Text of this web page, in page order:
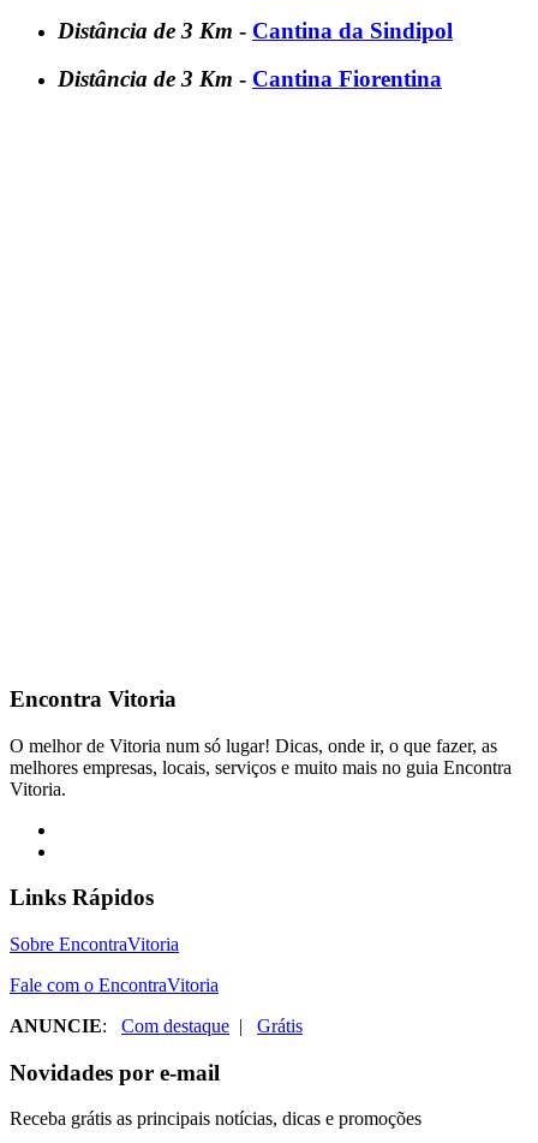
Distância de 3 Km - Cantina da Sindipol
Distância de 3 Km - Cantina Fiorentina
Encontra Vitoria
O melhor de Vitoria num só lugar! Dicas, onde ir, o que fazer, as
melhores empresas, locais, serviços e muito mais no guia Encontra
Vitoria.
Links Rápidos
Sobre EncontraVitoria
Fale com o EncontraVitoria
ANUNCIE: Com destaque | Grátis
Novidades por e-mail
Receba grátis as principais notícias, dicas e promoções